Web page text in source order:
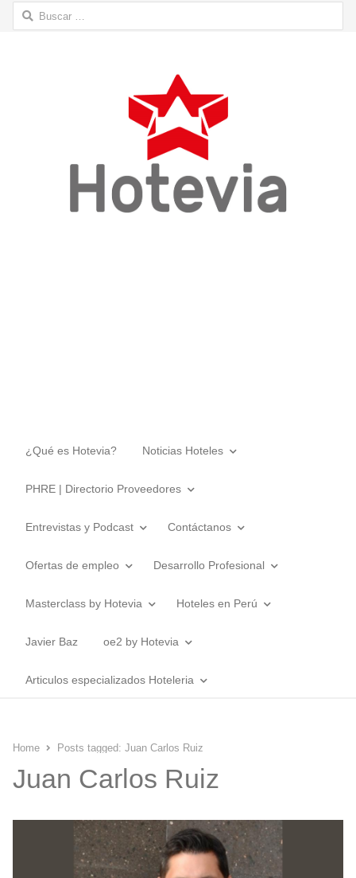
Buscar:
¿Qué es Hotevia? Noticias Hoteles
PHRE | Directorio Proveedores
Entrevistas y Podcast Contáctanos
Ofertas de empleo Desarrollo Profesional
Masterclass by Hotevia Hoteles en Perú
Javier Baz oe2 by Hotevia
Articulos especializados Hoteleria
Home Posts tagged: Juan Carlos Ruiz
Juan Carlos Ruiz